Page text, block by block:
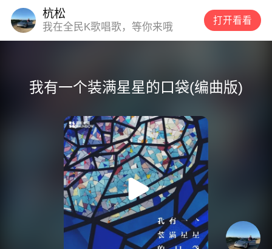
我有一个装满星星的口袋(编曲版)
杭松
我在全民K歌唱歌，等你来哦
打开看看